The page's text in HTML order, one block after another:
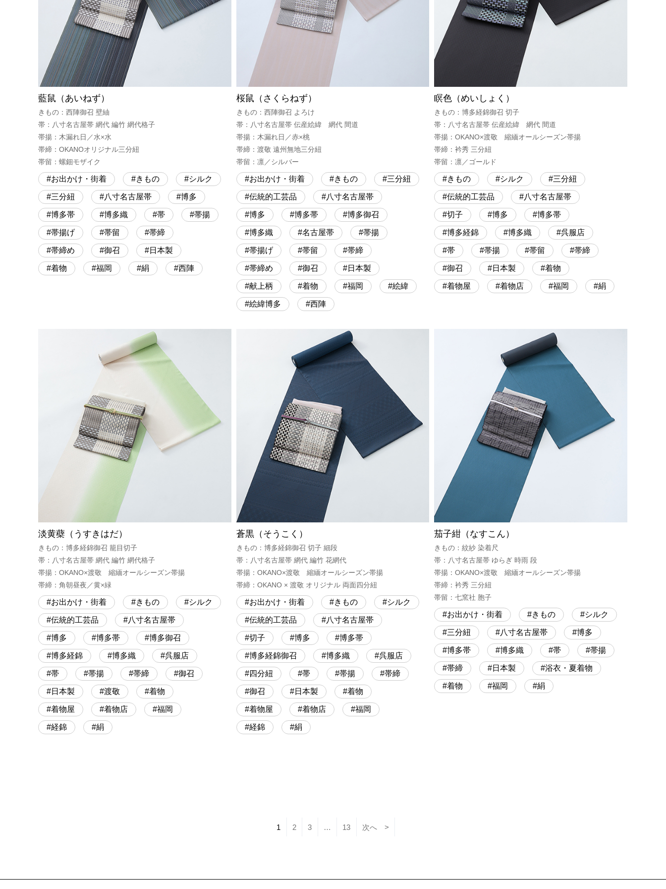
藍鼠（あいねず）
きもの：西陣御召 壁紬
帯：八寸名古屋帯 網代 編竹 網代格子
帯揚：木漏れ日／水×水
帯締：OKANOオリジナル三分紐
帯留：螺鈿モザイク
お出かけ・街着 きもの シルク
三分紐 八寸名古屋帯 博多
博多帯 博多織 帯 帯揚
帯揚げ 帯留 帯締
帯締め 御召 日本製
着物 福岡 絹 西陣
桜鼠（さくらねず）
きもの：西陣御召 よろけ
帯：八寸名古屋帯 伝産絵緯 網代 間道
帯揚：木漏れ日／赤×桃
帯締：渡敬 遠州無地三分紐
帯留：凛／シルバー
お出かけ・街着 きもの 三分紐
伝統的工芸品 八寸名古屋帯
博多 博多帯 博多御召
博多織 名古屋帯 帯揚
帯揚げ 帯留 帯締
帯締め 御召 日本製
献上柄 着物 福岡 絵緯
絵緯博多 西陣
瞑色（めいしょく）
きもの：博多経錦御召 切子
帯：八寸名古屋帯 伝産絵緯 網代 間道
帯揚：OKANO×渡敬 縮緬オールシーズン帯揚
帯締：衿秀 三分紐
帯留：凛／ゴールド
きもの シルク 三分紐
伝統的工芸品 八寸名古屋帯
切子 博多 博多帯
博多経錦 博多織 呉服店
帯 帯揚 帯留 帯締
御召 日本製 着物
着物屋 着物店 福岡 絹
淡黄蘗（うすきはだ）
きもの：博多経錦御召 籠目切子
帯：八寸名古屋帯 網代 編竹 網代格子
帯揚：OKANO×渡敬 縮緬オールシーズン帯揚
帯締：角朝昼夜／黄×緑
お出かけ・街着 きもの シルク
伝統的工芸品 八寸名古屋帯
博多 博多帯 博多御召
博多経錦 博多織 呉服店
帯 帯揚 帯締 御召
日本製 渡敬 着物
着物屋 着物店 福岡
経錦 絹
蒼黒（そうこく）
きもの：博多経錦御召 切子 細段
帯：八寸名古屋帯 網代 編竹 花網代
帯揚：OKANO×渡敬 縮緬オールシーズン帯揚
帯締：OKANO × 渡敬 オリジナル 両面四分紐
お出かけ・街着 きもの シルク
伝統的工芸品 八寸名古屋帯
切子 博多 博多帯
博多経錦御召 博多織 呉服店
四分紐 帯 帯揚 帯締
御召 日本製 着物
着物屋 着物店 福岡
経錦 絹
茄子紺（なすこん）
きもの：紋紗 染着尺
帯：八寸名古屋帯 ゆらぎ 時雨 段
帯揚：OKANO×渡敬 縮緬オールシーズン帯揚
帯締：衿秀 三分紐
帯留：七窯社 胞子
お出かけ・街着 きもの シルク
三分紐 八寸名古屋帯 博多
博多帯 博多織 帯 帯揚
帯締 日本製 浴衣・夏着物
着物 福岡 絹
1 2 3 … 13 次へ >